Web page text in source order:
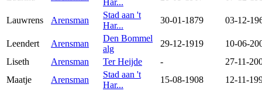
Har...
Lauwrens Arensman
Stad aan 't
Har...
30-01-1879 03-12-
Leendert Arensman
Den Bommel
alg
29-12-1919
10-06-
Liseth
Arensman Ter Heijde -
27-11-
Maatje
Arensman
Stad aan 't
Har...
15-08-1908 12-11-